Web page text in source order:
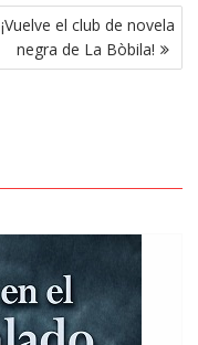
¡Vuelve el club de novela
negra de La Bòbila!